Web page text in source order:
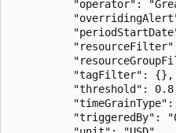
"operator":
          "tagFilter": {},
"threshold":
"triggeredBy":